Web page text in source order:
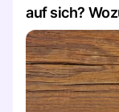
auf sich?